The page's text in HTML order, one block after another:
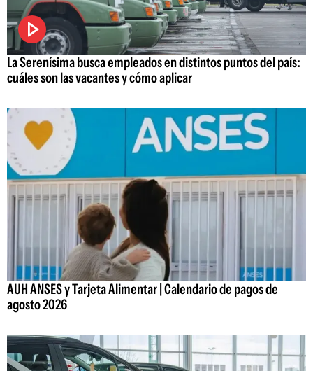
La Serenísima busca empleados en distintos puntos del país:
cuáles son las vacantes y cómo aplicar
AUH ANSES y Tarjeta Alimentar | Calendario de pagos de
agosto 2026